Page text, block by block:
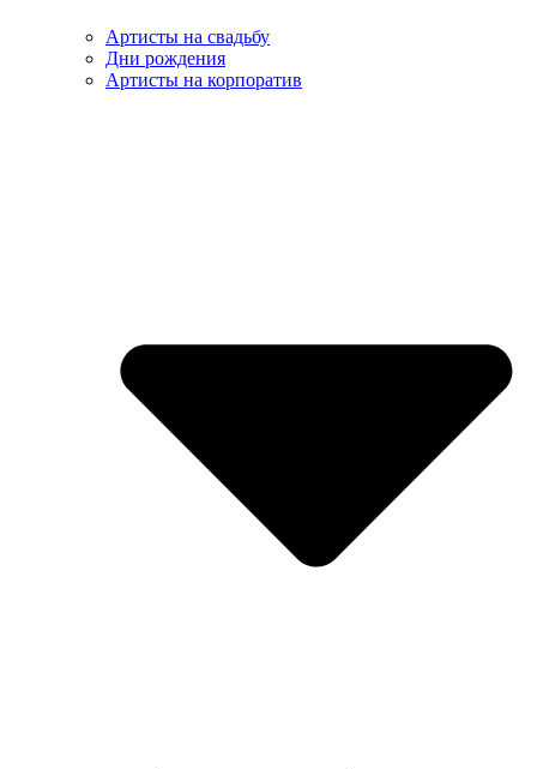
Артисты на свадьбу
Дни рождения
Артисты на корпоратив